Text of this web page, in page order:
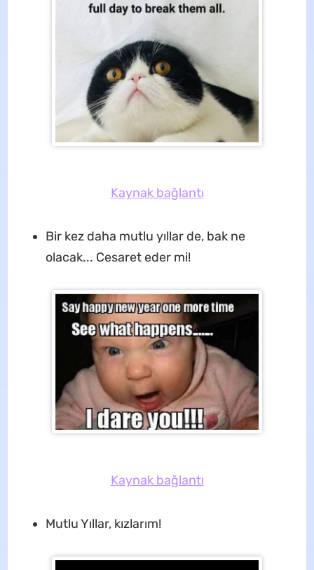
Kaynak bağlantı
Bir kez daha mutlu yıllar de, bak ne
olacak... Cesaret eder mi!
Kaynak bağlantı
Mutlu Yıllar, kızlarım!